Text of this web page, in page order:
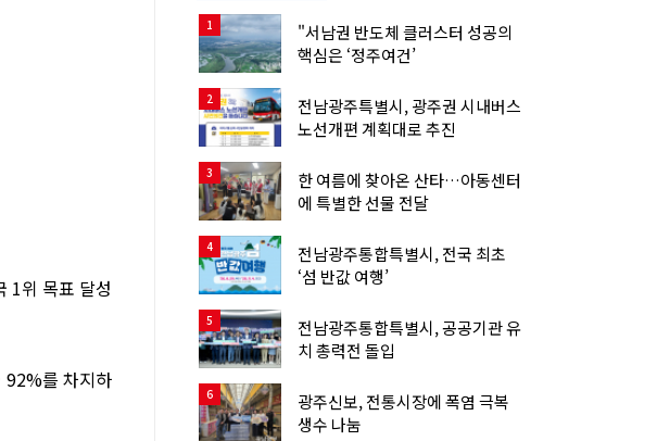
1위 목표 달성
92%를 차지하
1
"서남권 반도체 클러스터 성공의
핵심은 ‘정주여건’
2
전남광주특별시, 광주권 시내버스
노선개편 계획대로 추진
3
한 여름에 찾아온 산타…아동센터
에 특별한 선물 전달
4
전남광주통합특별시, 전국 최초
‘섬 반값 여행’
5
전남광주통합특별시, 공공기관 유
치 총력전 돌입
6
광주신보, 전통시장에 폭염 극복
생수 나눔